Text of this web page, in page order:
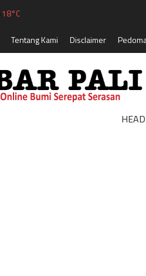
18°C
Tentang Kami Disclaimer